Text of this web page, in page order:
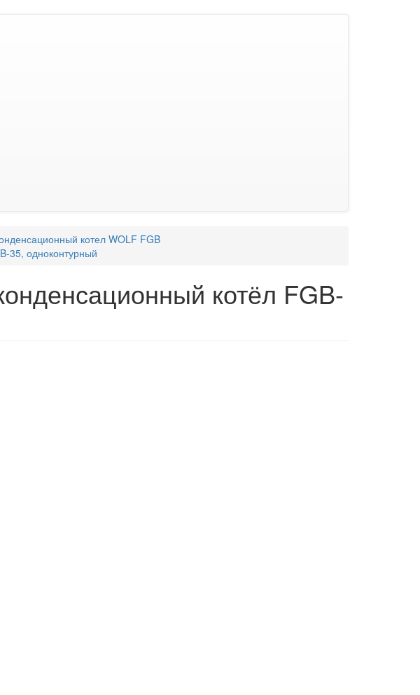
котел WOLF FGB
35, одноконтурный
котёл FGB-